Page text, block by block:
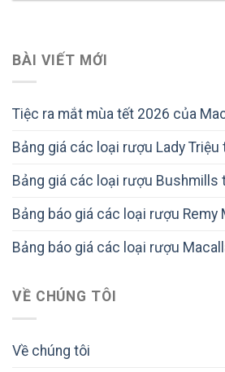
BÀI VIẾT MỚI
Tiệc ra mắt mùa tết 2026 của
Bảng giá các loại rượu Lady Triệu
Bảng giá các loại rượu Bushmills
Bảng báo giá các loại rượu Remy
Bảng báo giá các loại rượu
VỀ CHÚNG TÔI
Về chúng tôi